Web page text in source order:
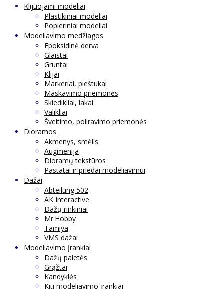
Klijuojami modeliai
Plastikiniai modeliai
Popieriniai modeliai
Modeliavimo medžiagos
Epoksidinė derva
Glaistai
Gruntai
Klijai
Markeriai, pieštukai
Maskavimo priemonės
Skiedikliai, lakai
Valikliai
Šveitimo, poliravimo priemonės
Dioramos
Akmenys, smėlis
Augmenija
Dioramų tekstūros
Pastatai ir priedai modeliavimui
Dažai
Abteilung 502
AK Interactive
Dažų rinkiniai
Mr.Hobby
Tamiya
VMS dažai
Modeliavimo Įrankiai
Dažų paletės
Grąžtai
Kandyklės
Kiti modeliavimo įrankiai